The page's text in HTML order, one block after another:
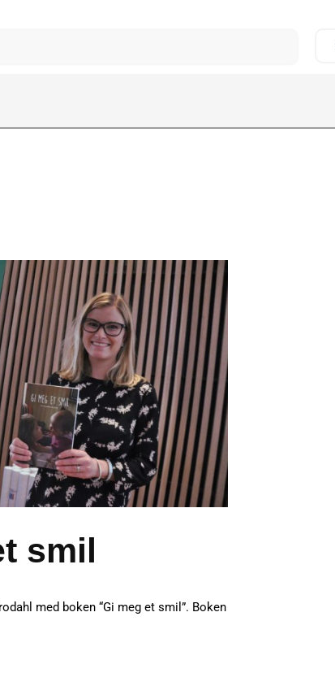
smil
med boken “Gi meg et smil”. Boken